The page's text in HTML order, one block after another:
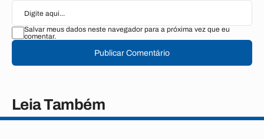
Salvar meus dados neste navegador para a próxima vez que eu
comentar.
Publicar Comentário
Leia Também